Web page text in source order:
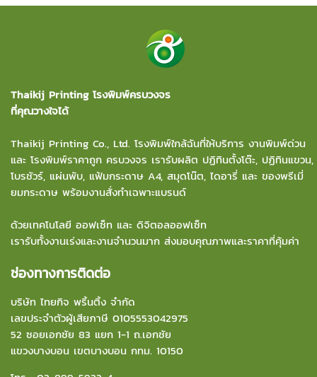
Thaikij Printing โรงพิมพ์ครบวงจร
ที่คุณวางใจได้
Thaikij Printing Co., Ltd. โรงพิมพ์ใกล้ฉันที่ให้บริการ งานพิมพ์ด่วน
และ โรงพิมพ์ราคาถูก ครบวงจร เรารับผลิต ปฏิทินตั้งโต๊ะ, ปฏิทินแขวน,
โบรชัวร์, แผ่นพับ, แฟ้มกระดาษ A4, สมุดโน๊ต, ไดอารี่ และ ของพรีเมี่
ยมกระดาษ พร้อมงานสั่งทำเฉพาะแบรนด์
ด้วยเทคโนโลยี ออฟเซ็ท และ ดิจิตอลออฟเซ็ท
เรารับทั้งงานเร่งและงานจำนวนมาก ส่งมอบคุณภาพและราคาที่คุ้มค่า
ช่องทางการติดต่อ
บริษัท ไทยกิจ พริ้นติ้ง จำกัด
เลขประจำตัวผู้เสียภาษี 0105553042975
52 ซอยเอกชัย 83 แยก 1-1 ถ.เอกชัย
แขวงบางบอน เขตบางบอน กทม. 10150